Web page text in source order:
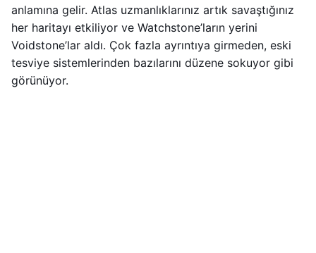
anlamına gelir. Atlas uzmanlıklarınız artık savaştığınız
her haritayı etkiliyor ve Watchstone’ların yerini
Voidstone’lar aldı. Çok fazla ayrıntıya girmeden, eski
tesviye sistemlerinden bazılarını düzene sokuyor gibi
görünüyor.